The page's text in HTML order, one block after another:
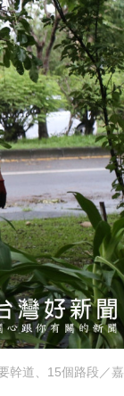
幹道、15個路段／嘉